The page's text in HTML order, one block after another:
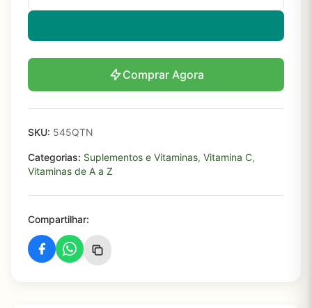
Comprar Agora
SKU: 545QTN
Categorias: Suplementos e Vitaminas, Vitamina C,
Vitaminas de A a Z
Compartilhar: